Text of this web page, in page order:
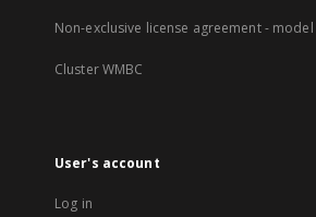
Non-exclusive license agreement -
Cluster WMBC
User's account
Log in